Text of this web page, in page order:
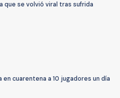
que se volvió viral tras sufrida
cuarentena a 10 jugadores un día